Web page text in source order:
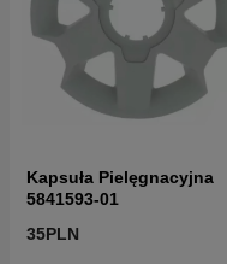
Kapsuła Pielęgnacyjna
5841593-01
35PLN